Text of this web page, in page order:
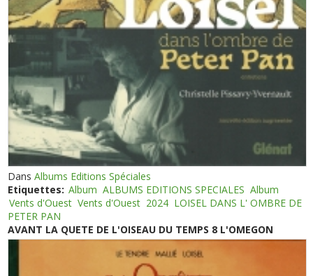
DansAlbums Editions Spéciales
Etiquettes: Album ALBUMS EDITIONS SPECIALES Album
Vents d'Ouest Vents d'Ouest 2024 LOISEL DANS L' OMBRE DE
PETER PAN
AVANT LA QUETE DE L'OISEAU DU TEMPS 8 L'OMEGON